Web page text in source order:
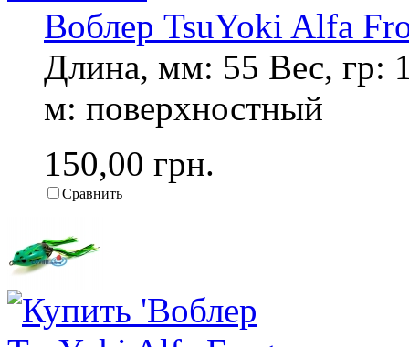
Воблер TsuYoki Alfa
Длина, мм: 55 Вес, гр:
м: поверхностный
150,00 грн.
Сравнить